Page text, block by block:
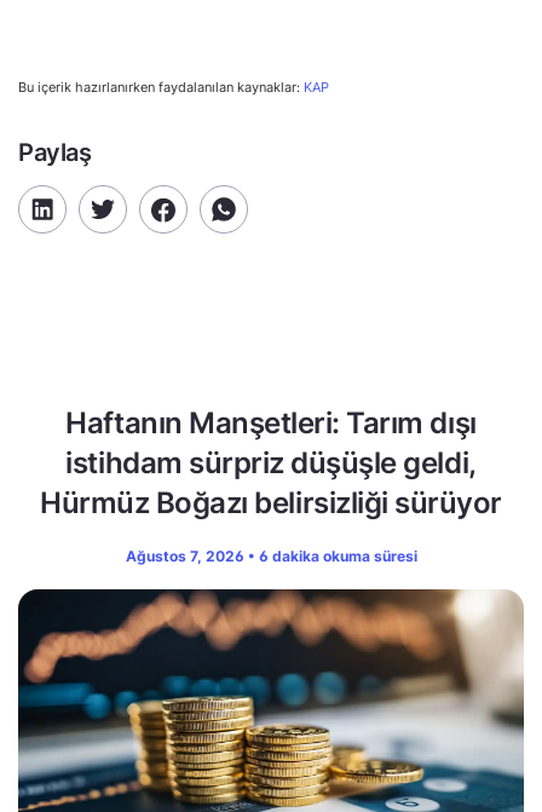
Bu içerik hazırlanırken faydalanılan kaynaklar: KAP
Paylaş
Haftanın Manşetleri: Tarım dışı
istihdam sürpriz düşüşle geldi,
Hürmüz Boğazı belirsizliği sürüyor
Ağustos 7, 2026 • 6 dakika okuma süresi